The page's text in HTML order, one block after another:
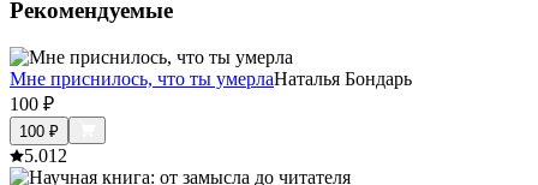
Рекомендуемые
Мне приснилось, что ты умерлаНаталья Бондарь
100 ₽
100 ₽
5.012